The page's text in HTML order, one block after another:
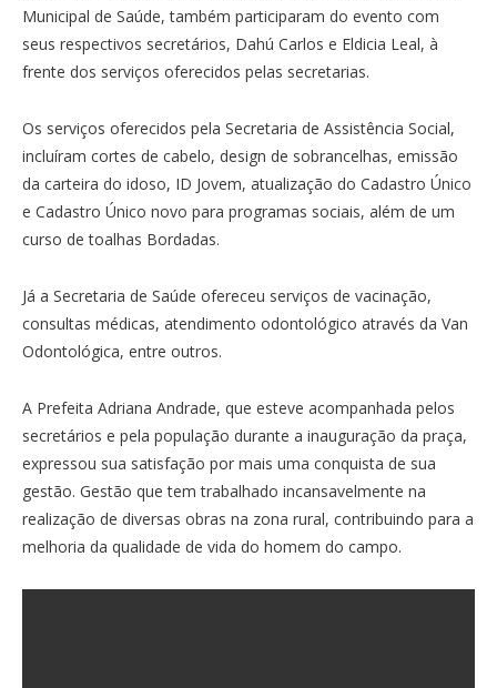
Municipal de Saúde, também participaram do evento com
seus respectivos secretários, Dahú Carlos e Eldicia Leal, à
frente dos serviços oferecidos pelas secretarias.
Os serviços oferecidos pela Secretaria de Assistência Social,
incluíram cortes de cabelo, design de sobrancelhas, emissão
da carteira do idoso, ID Jovem, atualização do Cadastro Único
e Cadastro Único novo para programas sociais, além de um
curso de toalhas Bordadas.
Já a Secretaria de Saúde ofereceu serviços de vacinação,
consultas médicas, atendimento odontológico através da Van
Odontológica, entre outros.
A Prefeita Adriana Andrade, que esteve acompanhada pelos
secretários e pela população durante a inauguração da praça,
expressou sua satisfação por mais uma conquista de sua
gestão. Gestão que tem trabalhado incansavelmente na
realização de diversas obras na zona rural, contribuindo para a
melhoria da qualidade de vida do homem do campo.